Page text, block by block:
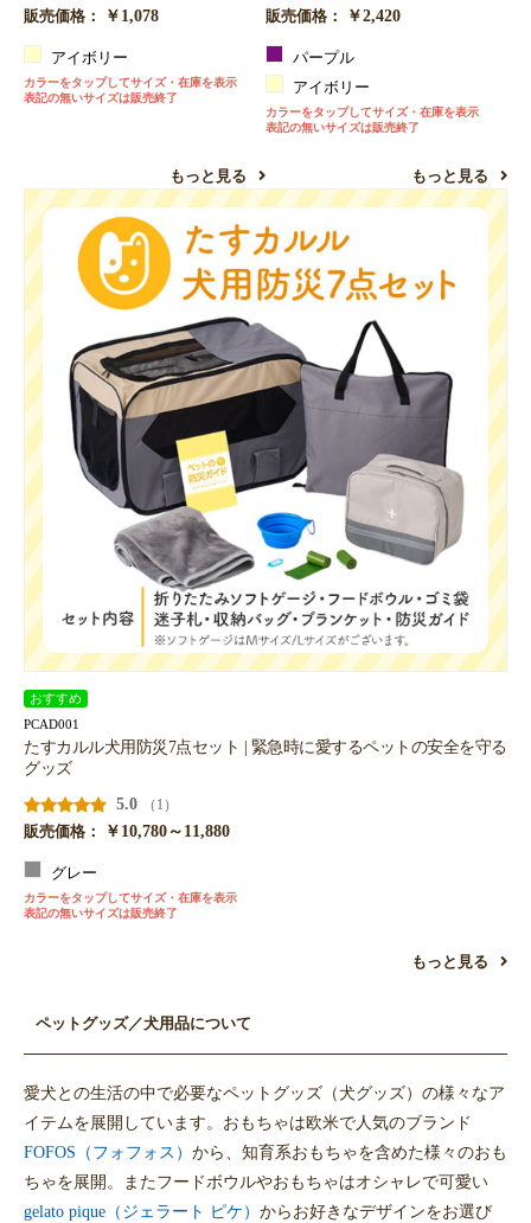
販売価格： ￥1,078
アイボリー
カラーをタップしてサイズ・在庫を表示
表記の無いサイズは販売終了
もっと見る
販売価格：
￥2,420
パープル
アイボリー
カラーをタップしてサイズ・在庫を表示
表記の無いサイズは販売終了
もっと見る
おすすめ
PCAD001
たすカルル犬用防災7点セット | 緊急時に愛するペットの安全を守る
グッズ
5.0
（1）
販売価格：
￥10,780～11,880
グレー
カラーをタップしてサイズ・在庫を表示
表記の無いサイズは販売終了
もっと見る
お買い物を続ける
ペットグッズ／犬用品について
愛犬との生活の中で必要なペットグッズ（犬グッズ）の様々なア
イテムを展開しています。おもちゃは欧米で人気のブランド
FOFOS（フォフォス） から、知育系おもちゃを含めた様々のおも
ちゃを展開。またフードボウルやおもちゃはオシャレで可愛い
gelato pique（ジェラート ピケ） からお好きなデザインをお選び